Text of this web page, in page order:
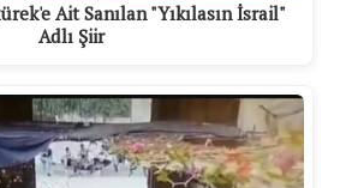
Ait Sanılan "Yıkılasın İsrail"
Adlı Şiir